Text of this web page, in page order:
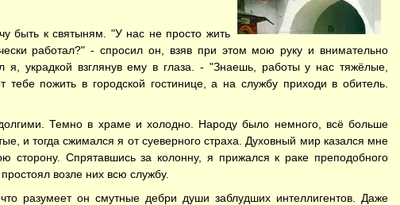
быть к святыням. "У нас не просто жить
работал?" - спросил он, взяв при этом мою руку и внимательно
украдкой взглянув ему в глаза. - "Знаешь, работы у нас тяжёлые,
пожить в городской гостинице, а на службу приходи в обитель.
Темно в храме и холодно. Народу было немного, всё больше
и тогда сжимался я от суеверного страха. Духовный мир казался мне
Спрятавшись за колонну, я прижался к раке преподобного
возле них всю службу.
разумеет он смутные дебри души заблудших интеллигентов. Даже